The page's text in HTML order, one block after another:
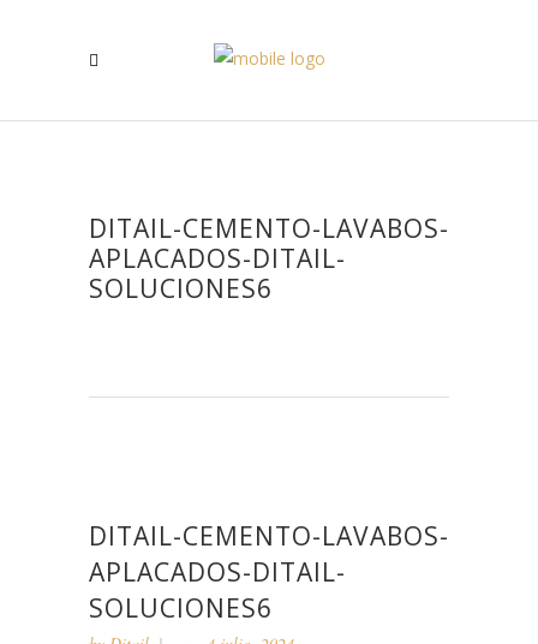
DITAIL-CEMENTO-LAVABOS-
APLACADOS-DITAIL-
SOLUCIONES6
DITAIL-CEMENTO-LAVABOS-
APLACADOS-DITAIL-
SOLUCIONES6